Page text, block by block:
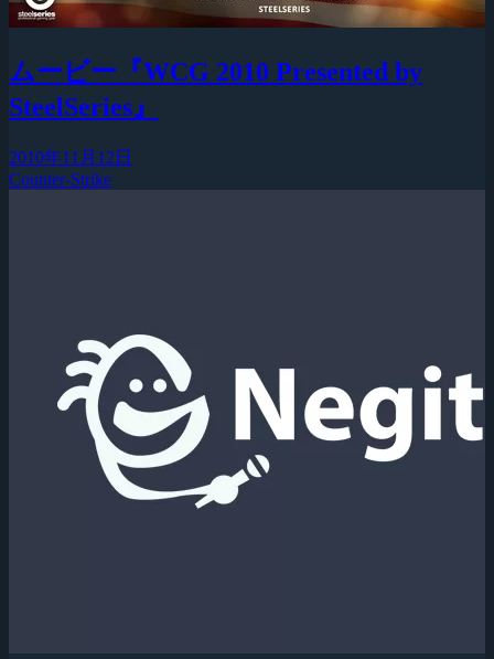
ムービー『WCG 2010 Presented by
SteelSeries』
2010年11月12日
Counter-Strike